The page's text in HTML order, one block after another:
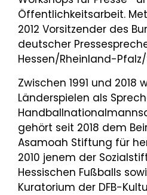
Öffentlichkeitsarbeit.
2012 Vorsitzender des
deutscher
Hessen/Rheinland-
Zwischen 1991 und 2018
Länderspielen als
gehört seit 2018 dem
Asamoah Stiftung für
2010 jenem der
Hessischen Fußballs
Kuratorium der DFB-